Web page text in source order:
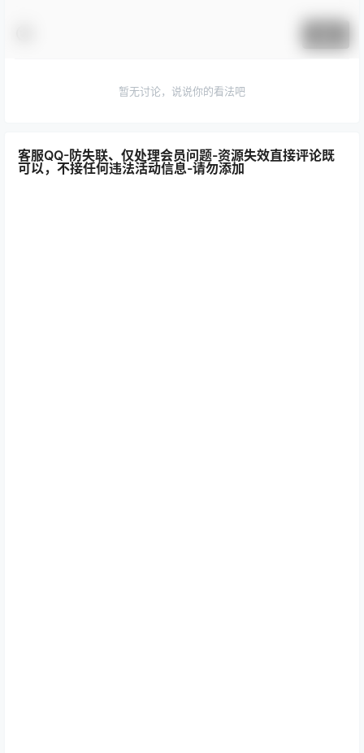
暂无讨论，说说你的看法吧
客服QQ-防失联、仅处理会员问题-资源失效直接评论既
可以，不接任何违法活动信息-请勿添加